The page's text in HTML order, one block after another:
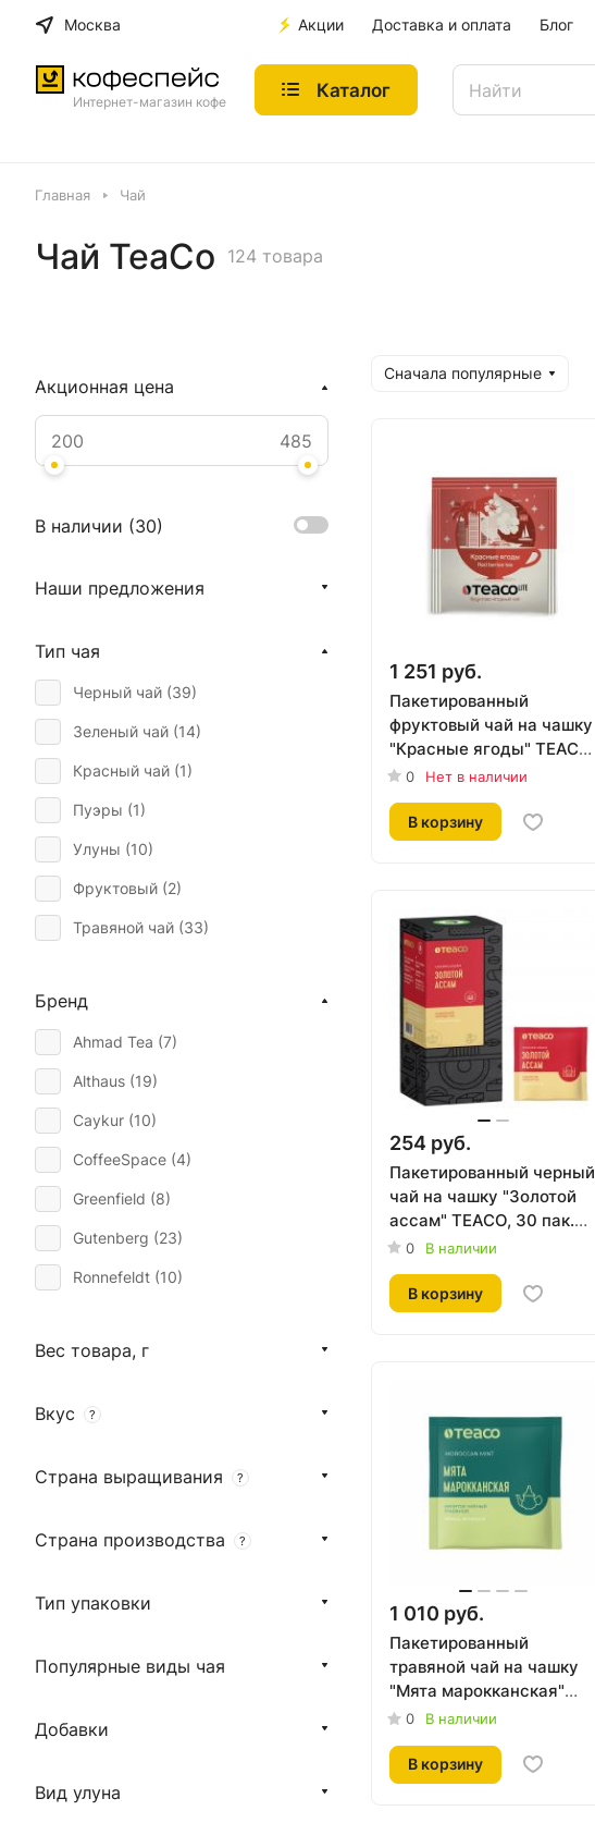
Москва Акции Доставка и оплата Блог
Интернет-магазин кофе
Каталог
Главная Чай
Чай TeaCo 124 товара
Сначала популярные
1 251 руб.
Пакетированный
фруктовый чай на чашку
"Красные ягоды" TEACO
Lite, 150 пак. по 2,2 г
0 Нет в наличии
В корзину
254 руб.
Пакетированный черный
чай на чашку "Золотой
ассам" TEACO, 30 пак.
по 2 г
0 В наличии
В корзину
1 010 руб.
Пакетированный
травяной чай на чашку
"Мята марокканская"
TEACO, 150 пак, 165гр.
0 В наличии
В корзину
Акционная цена
В наличии (30)
Наши предложения
Тип чая
Черный чай (39)
Зеленый чай (14)
Красный чай (1)
Пуэры (1)
Улуны (10)
Фруктовый (2)
Травяной чай (33)
Чайные напитки и добавки (
Бренд
Ahmad Tea (7)
Althaus (19)
Caykur (10)
CoffeeSpace (4)
Greenfield (8)
Gutenberg (23)
Ronnefeldt (10)
Riche Natur (
Вес товара, г
Вкус ?
Страна выращивания ?
Страна производства ?
Тип упаковки
Популярные виды чая
Добавки
Вид улуна